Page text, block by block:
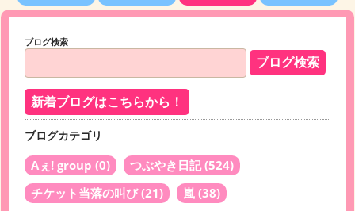
ブログ検索
新着ブログはこちらから！
ブログカテゴリ
Aぇ! group (0) つぶやき日記(524)
チケット当落の叫び(21) 嵐 (38)